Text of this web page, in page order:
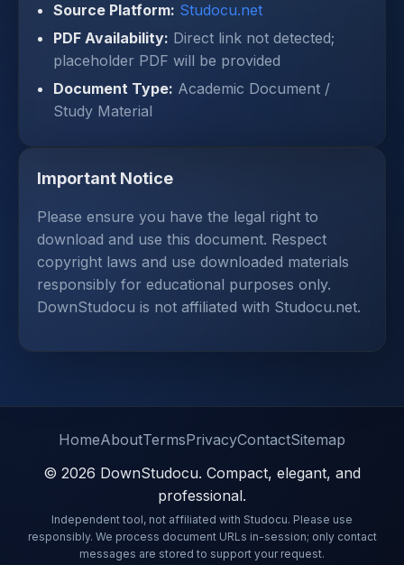
Source Platform: Studocu.net
PDF Availability: Direct link not detected;
placeholder PDF will be provided
Document Type: Academic Document /
Study Material
Important Notice
Please ensure you have the legal right to
download and use this document. Respect
copyright laws and use downloaded materials
responsibly for educational purposes only.
DownStudocu is not affiliated with Studocu.net.
HomeAboutTermsPrivacyContactSitemap
© 2026 DownStudocu. Compact, elegant, and
professional.
Independent tool, not affiliated with Studocu. Please use
responsibly. We process document URLs in-session; only contact
messages are stored to support your request.